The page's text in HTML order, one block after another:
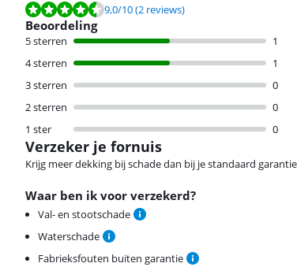
Beoordeling is 9,0 van de 10, gebaseerd op 2 reviews.
9,0/10(2 reviews)
Beoordeling
5 sterren
1
4 sterren
1
3 sterren
0
2 sterren
0
1 ster
0
Verzeker je fornuis
Krijg meer dekking bij schade dan bij je standaard
Waar ben ik voor verzekerd?
Val- en stootschade
Waterschade
Fabrieksfouten buiten garantie